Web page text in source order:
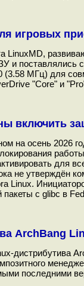
игровых
LinuxMD,
и поставлялись
МГц) для
"Core" и
включить
на осень 2026
для
не утверждён
Linux.
с glibc в
ArchBang
дистрибутива
последними